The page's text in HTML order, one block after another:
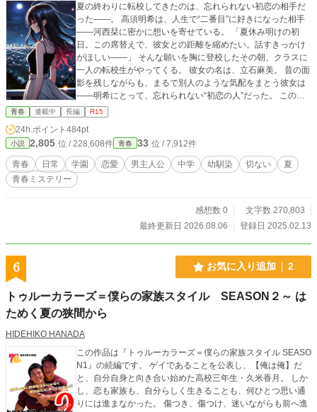
夏の終わりに転校してきたのは、忘れられない初恋の相手だ
った——。 高須明希は、人生で“二番目”に好きになった相手
——河西栞に密かに想いを寄せている。 「夏休み明けの初
日。この席替えで、彼女との距離を縮めたい。話すきっかけ
がほしい——」 そんな願いを胸に登校したその朝、クラスに
一人の転校生がやってくる。 彼女の名は、立石麻美。 昔の面
影を残しながらも、まるで別人のような気配をまとう彼女は
——明希にとって、忘れられない“初恋の人”だった。 この再
会が、静かだった日常に波紋を広げていく。 その日の放課
後。 明希は、"性の衝動"に溺れる自身の姿を、麻美に見られ
てしまう——。 塞がっていた何かが、ゆっくりと崩れはじめ
る。 そして鬱屈した青春は、想像もしていなかった熱と痛み
を帯びて動き出す。 すべてに触れたとき、 明希は何を守り、
何を選ぶのか。 光と影が交錯する、“遅れてきた”ひと夏の物
語。
青春 連載中 長編 R15
24h.ポイント 484pt
小説 2,805 位 / 228,608件 青春 33 位 / 7,912件
青春 日常 学園 恋愛 男主人公 中学 幼馴染 切ない
夏
青春ミステリー
感想数 0
文字数 270,803
最終更新日 2026.08.06
登録日 2025.02.13
6 お気に入り追加 2
トゥルーカラーズ＝僕らの家族スタイル SEASON２～ は
ためく夏の狭間から
HIDEHIKO HANADA
この作品は『トゥルーカラーズ＝僕らの家族スタイル SEASO
N1』の続編です。 ゲイであることを公表し、【俺は俺】だ
と、自分自身と向き合い始めた高校三年生・久米香月。 しか
し、恋も家族も、自分らしく生きることも、何ひとつ思い通
りには進まなかった。 傷つき、傷つけ、迷いながらも前へ進